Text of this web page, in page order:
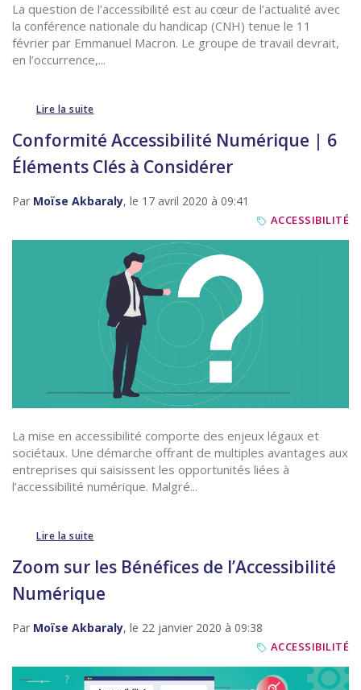
La question de l’accessibilité est au cœur de l’actualité avec
la conférence nationale du handicap (CNH) tenue le 11
février par Emmanuel Macron. Le groupe de travail devrait,
en l’occurrence,...
Lire la suite
Conformité Accessibilité Numérique | 6
Éléments Clés à Considérer
Par Moïse Akbaraly, le 17 avril 2020 à 09:41
ACCESSIBILITÉ
La mise en accessibilité comporte des enjeux légaux et
sociétaux. Une démarche offrant de multiples avantages aux
entreprises qui saisissent les opportunités liées à
l’accessibilité numérique. Malgré...
Lire la suite
Zoom sur les Bénéfices de l’Accessibilité
Numérique
Par Moïse Akbaraly, le 22 janvier 2020 à 09:38
ACCESSIBILITÉ